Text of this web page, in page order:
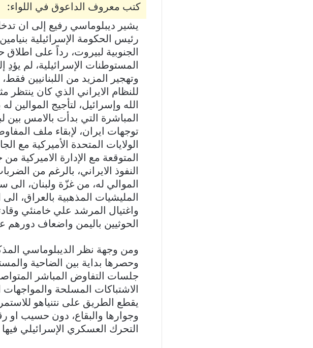
كتب معروف الداعوق في اللواء:
يشير ديبلوماسي رفيع إلى ان
رئيس الحكومة الإسرائيلية
الجنوبية لبيروت، رداً على
المستوطنات الإسرائيلية، لم
وتهجير المزيد من اللبنانيين
للنظام الايراني الذي كان
الله وإسرائيل، لتأجيج الموالين
المباشرة التي بدأت بالامس بين
توجهات ايران، لإبقاء ملف
الولايات المتحدة الأميركية مع
المتوقعة مع الإدارة الاميركية
النفوذ الايراني، بالرغم من
الموالي له، من غزّة ولبنان،
المليشيات المذهبية بالعراق،
واغتيال المرشد علي خامنئي
الحوثيين باليمن واضعاف دورهم
ومن وجهة نظر الديبلوماسي
وحصرها بداية بين الضاحية
جلسات التفاوض المباشر
الاشتباكات المسلحة والمواجهات
يقطع الطريق على نتنياهو
وجوارها والبقاع، دون حسيب او
التحرك العسكري الإسرائيلي